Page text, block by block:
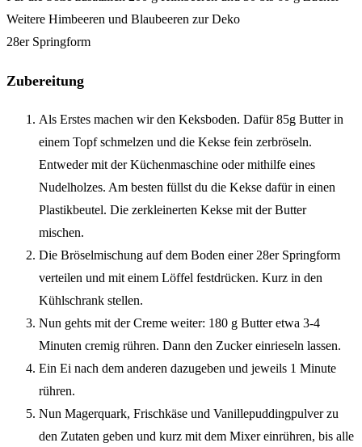
Weitere Himbeeren und Blaubeeren zur Deko
28er Springform
Zubereitung
Als Erstes machen wir den Keksboden. Dafür 85g Butter in
einem Topf schmelzen und die Kekse fein zerbröseln.
Entweder mit der Küchenmaschine oder mithilfe eines
Nudelholzes. Am besten füllst du die Kekse dafür in einen
Plastikbeutel. Die zerkleinerten Kekse mit der Butter
mischen.
Die Bröselmischung auf dem Boden einer 28er Springform
verteilen und mit einem Löffel festdrücken. Kurz in den
Kühlschrank stellen.
Nun gehts mit der Creme weiter: 180 g Butter etwa 3-4
Minuten cremig rühren. Dann den Zucker einrieseln lassen.
Ein Ei nach dem anderen dazugeben und jeweils 1 Minute
rühren.
Nun Magerquark, Frischkäse und Vanillepuddingpulver zu
den Zutaten geben und kurz mit dem Mixer einrühren, bis alle